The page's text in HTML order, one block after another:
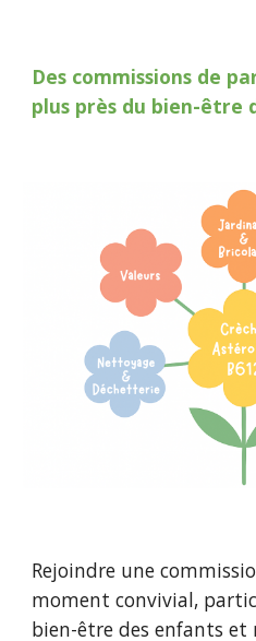
Des commissions de
plus près du bien-être
Rejoindre une
moment convivial,
bien-être des enfants et